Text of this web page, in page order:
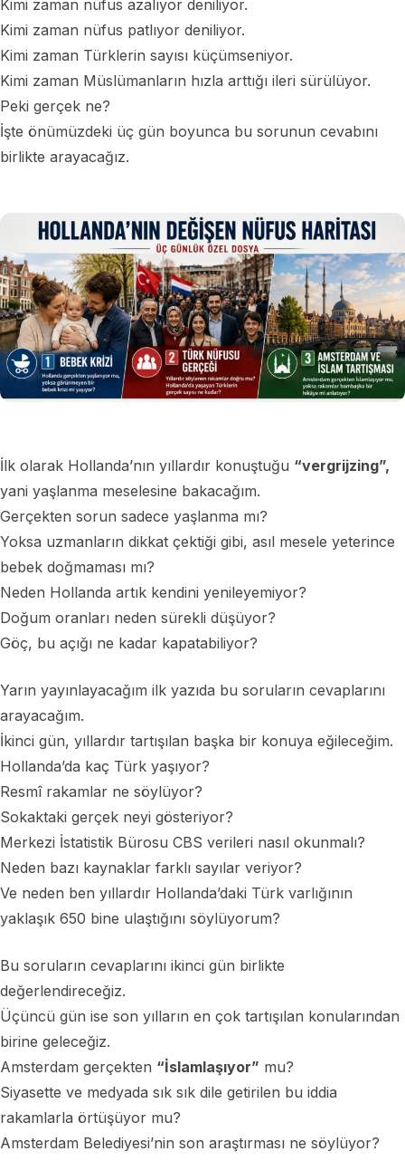
Kimi zaman nüfus azalıyor deniliyor.
Kimi zaman nüfus patlıyor deniliyor.
Kimi zaman Türklerin sayısı küçümseniyor.
Kimi zaman Müslümanların hızla arttığı ileri sürülüyor.
Peki gerçek ne?
İşte önümüzdeki üç gün boyunca bu sorunun cevabını
birlikte arayacağız.
İlk olarak Hollanda’nın yıllardır konuştuğu “vergrijzing”,
yani yaşlanma meselesine bakacağım.
Gerçekten sorun sadece yaşlanma mı?
Yoksa uzmanların dikkat çektiği gibi, asıl mesele yeterince
bebek doğmaması mı?
Neden Hollanda artık kendini yenileyemiyor?
Doğum oranları neden sürekli düşüyor?
Göç, bu açığı ne kadar kapatabiliyor?
Yarın yayınlayacağım ilk yazıda bu soruların cevaplarını
arayacağım.
İkinci gün, yıllardır tartışılan başka bir konuya eğileceğim.
Hollanda’da kaç Türk yaşıyor?
Resmî rakamlar ne söylüyor?
Sokaktaki gerçek neyi gösteriyor?
Merkezi İstatistik Bürosu CBS verileri nasıl okunmalı?
Neden bazı kaynaklar farklı sayılar veriyor?
Ve neden ben yıllardır Hollanda’daki Türk varlığının
yaklaşık 650 bine ulaştığını söylüyorum?
Bu soruların cevaplarını ikinci gün birlikte
değerlendireceğiz.
Üçüncü gün ise son yılların en çok tartışılan konularından
birine geleceğiz.
Amsterdam gerçekten “İslamlaşıyor” mu?
Siyasette ve medyada sık sık dile getirilen bu iddia
rakamlarla örtüşüyor mu?
Amsterdam Belediyesi’nin son araştırması ne söylüyor?